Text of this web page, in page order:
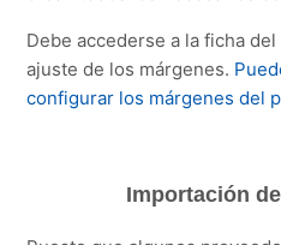
Debe accederse a la ficha
ajuste de los márgenes.
configurar los márgenes del
Importación